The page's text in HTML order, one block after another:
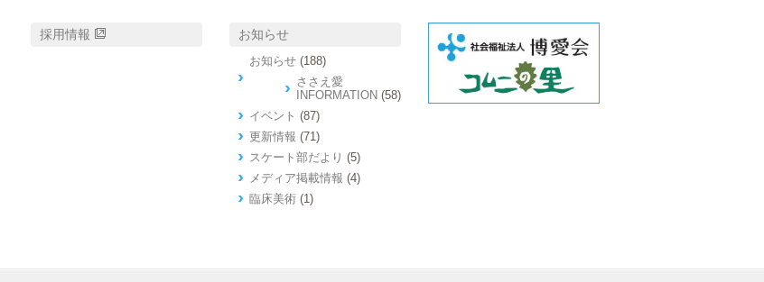
採用情報 お知らせ
お知らせ (188)
ささえ愛
INFORMATION (58)
イベント (87)
更新情報 (71)
スケート部だより (5)
メディア掲載情報 (4)
臨床美術 (1)